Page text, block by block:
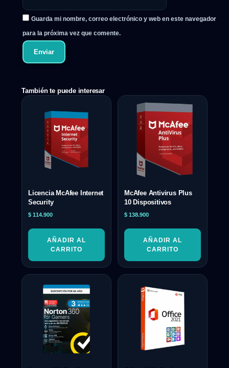
Guarda mi nombre, correo electrónico y web en este navegador
para la próxima vez que comente.
También te puede interesar
Licencia McAfee Internet
Security
$ 114.900
AÑADIR AL
CARRITO
McAfee Antivirus Plus
10 Dispositivos
$ 138.900
AÑADIR AL
CARRITO